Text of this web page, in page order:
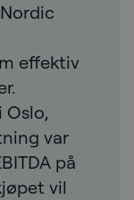
effektiv
var
på
vil